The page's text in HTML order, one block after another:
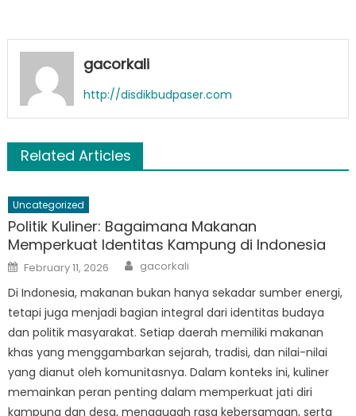
gacorkali
http://disdikbudpaser.com
Related Articles
Uncategorized
Politik Kuliner: Bagaimana Makanan
Memperkuat Identitas Kampung di Indonesia
Posted
on
February 11, 2026 Author
gacorkali
Di Indonesia, makanan bukan hanya sekadar sumber energi,
tetapi juga menjadi bagian integral dari identitas budaya
dan politik masyarakat. Setiap daerah memiliki makanan
khas yang menggambarkan sejarah, tradisi, dan nilai-nilai
yang dianut oleh komunitasnya. Dalam konteks ini, kuliner
memainkan peran penting dalam memperkuat jati diri
kampung dan desa, menggugah rasa kebersamaan, serta